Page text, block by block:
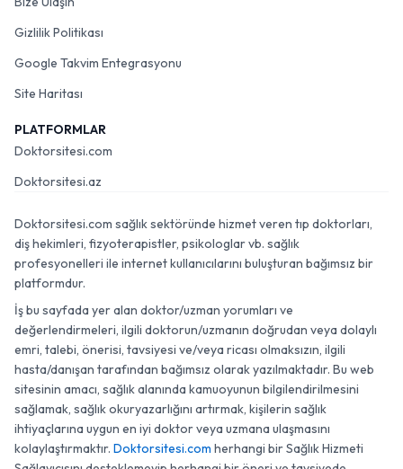
Gizlilik Politikası
Google Takvim Entegrasyonu
Site Haritası
PLATFORMLAR
Doktorsitesi.com
Doktorsitesi.az
Doktorsitesi.com sağlık sektöründe hizmet veren tıp doktorları,
diş hekimleri, fizyoterapistler, psikologlar vb. sağlık
profesyonelleri ile internet kullanıcılarını buluşturan bağımsız bir
platformdur.
İş bu sayfada yer alan doktor/uzman yorumları ve
değerlendirmeleri, ilgili doktorun/uzmanın doğrudan veya dolaylı
emri, talebi, önerisi, tavsiyesi ve/veya ricası olmaksızın, ilgili
hasta/danışan tarafından bağımsız olarak yazılmaktadır. Bu web
sitesinin amacı, sağlık alanında kamuoyunun bilgilendirilmesini
sağlamak, sağlık okuryazarlığını artırmak, kişilerin sağlık
ihtiyaçlarına uygun en iyi doktor veya uzmana ulaşmasını
kolaylaştırmaktır. Doktorsitesi.com herhangi bir Sağlık Hizmeti